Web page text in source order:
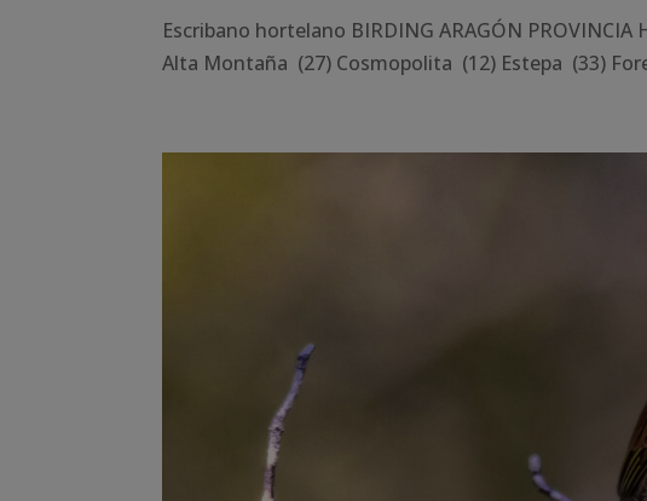
Escribano hortelano BIRDING ARAGÓN
Alta Montaña (27) Cosmopolita (12) Estepa (33)